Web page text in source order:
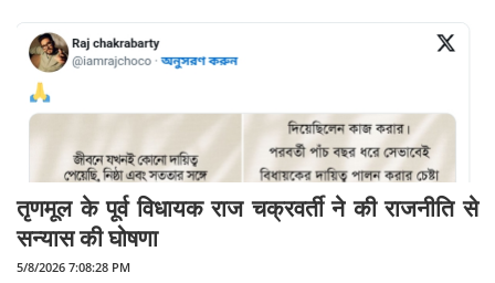
तृणमूल के पूर्व विधायक राज चक्रवर्ती ने की राजनीति से
सन्यास की घोषणा
5/8/2026 7:08:28 PM